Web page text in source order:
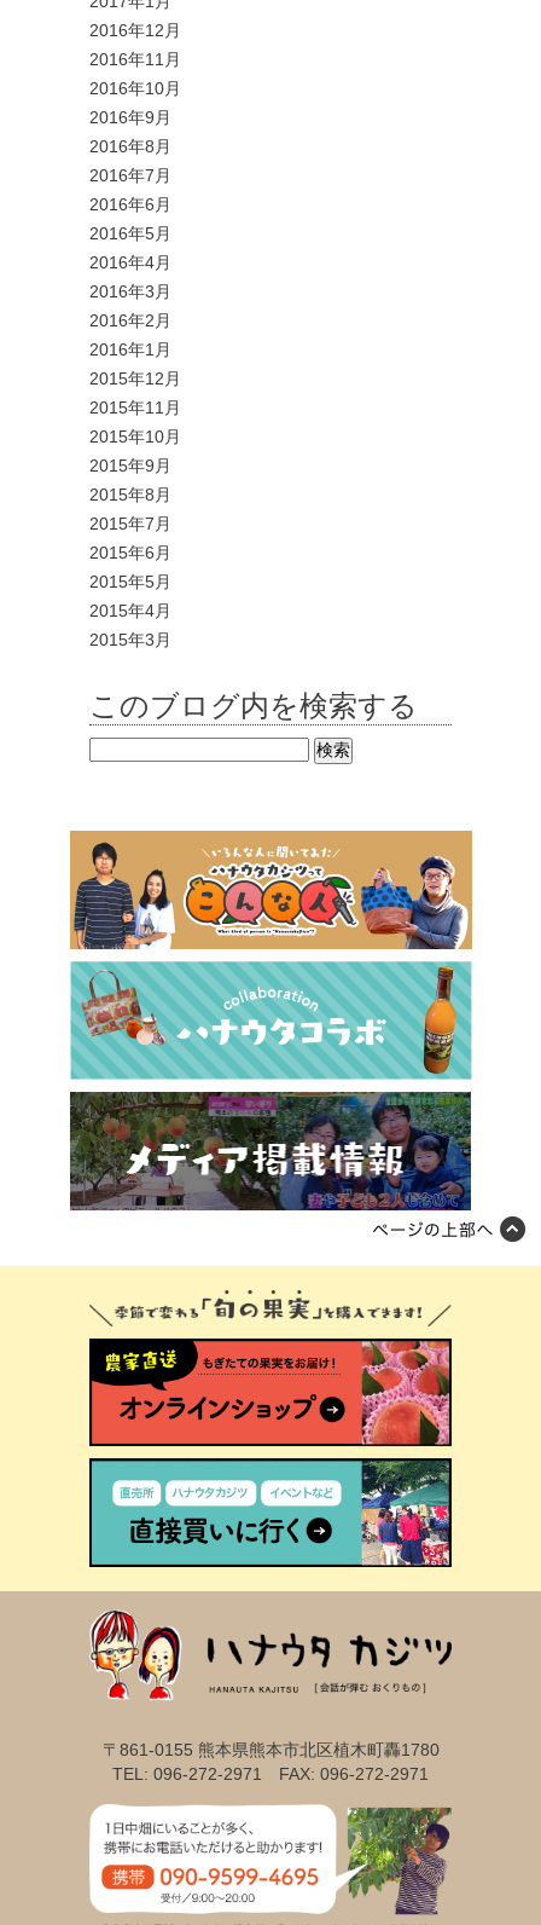
2016年12月
2016年11月
2016年10月
2016年9月
2016年8月
2016年7月
2016年6月
2016年5月
2016年4月
2016年3月
2016年2月
2016年1月
2015年12月
2015年11月
2015年10月
2015年9月
2015年8月
2015年7月
2015年6月
2015年5月
2015年4月
2015年3月
このブログ内を検索する
〒861-0155 熊本県熊本市北区植木町轟1780
TEL: 096-272-2971 FAX: 096-272-2971